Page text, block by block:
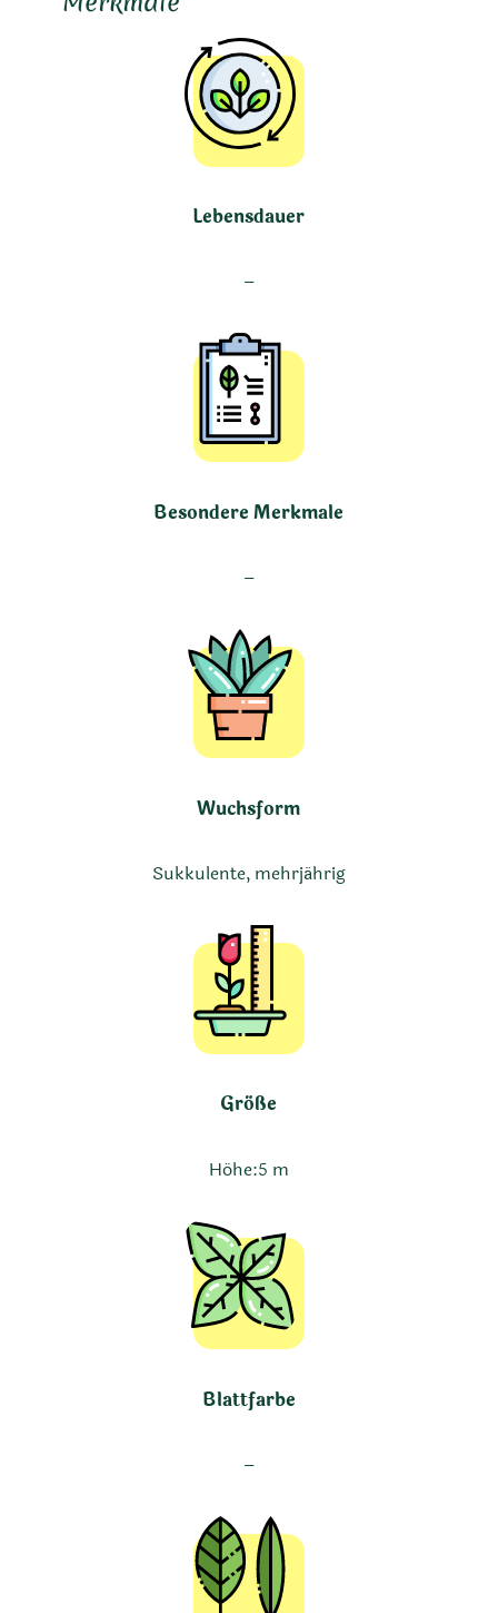
Lebensdauer
–
Besondere Merkmale
–
Wuchsform
Sukkulente, mehrjährig
Größe
Höhe:5 m
Blattfarbe
–